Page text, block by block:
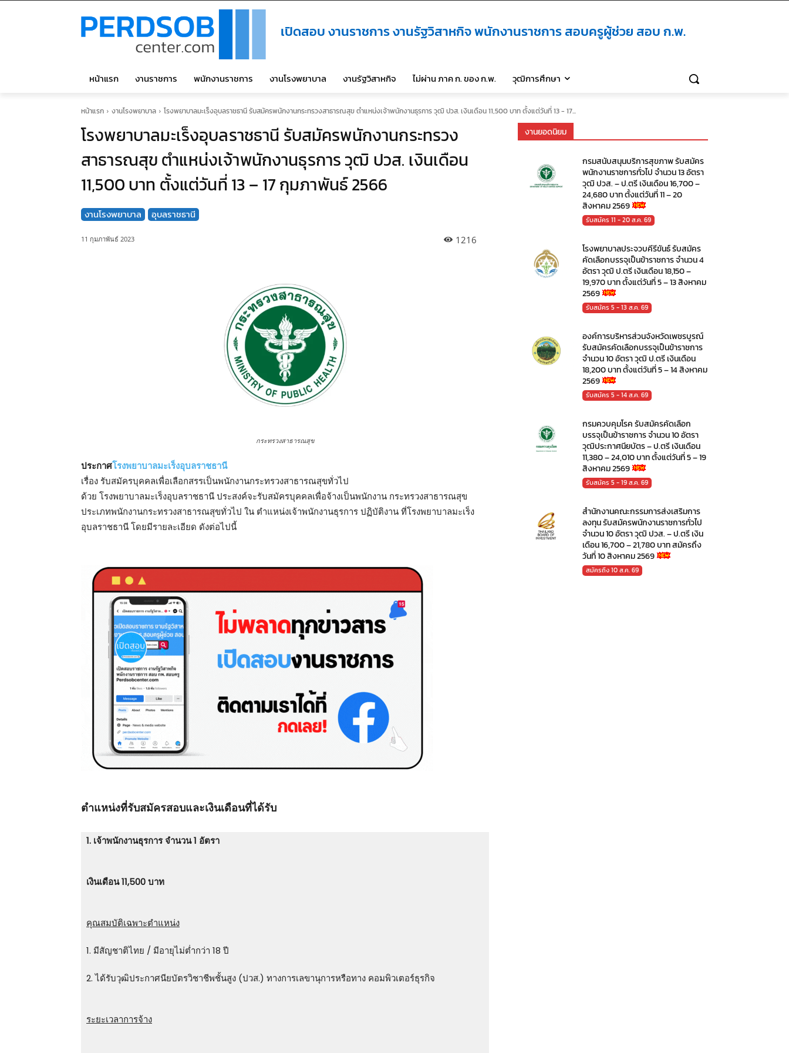
เปิดสอบ งานราชการ งานรัฐวิสาหกิจ พนักงานราชการ สอบครูผู้ช่วย สอบ ก.พ.
หน้าแรก งานราชการ พนักงานราชการ งานโรงพยาบาล งานรัฐวิสาหกิจ ไม่ผ่าน ภาค ก. ของ ก.พ. วุฒิการศึกษา
หน้าแรก งานโรงพยาบาล โรงพยาบาลมะเร็งอุบลราชธานี รับสมัครพนักงานกระทรวงสาธารณสุข ตำแหน่งเจ้าพนักงานธุรการ วุฒิ ปวส. เงินเดือน 11,500 บาท ตั้งแต่วันที่ 13 - 17...
โรงพยาบาลมะเร็งอุบลราชธานี รับสมัครพนักงานกระทรวง
สาธารณสุข ตำแหน่งเจ้าพนักงานธุรการ วุฒิ ปวส. เงินเดือน
11,500 บาท ตั้งแต่วันที่ 13 – 17 กุมภาพันธ์ 2566
งานโรงพยาบาล อุบลราชธานี
11 กุมภาพันธ์ 2023 1216
กระทรวงสาธารณสุข
ประกาศโรงพยาบาลมะเร็งอุบลราชธานี
เรื่อง รับสมัครบุคคลเพื่อเลือกสรรเป็นพนักงานกระทรวงสาธารณสุขทั่วไป
ด้วย โรงพยาบาลมะเร็งอุบลราชธานี ประสงค์จะรับสมัครบุคคลเพื่อจ้างเป็นพนักงาน กระทรวงสาธารณสุข
ประเภทพนักงานกระทรวงสาธารณสุขทั่วไป ใน ตําแหน่งเจ้าพนักงานธุรการ ปฏิบัติงาน ที่โรงพยาบาลมะเร็ง
อุบลราชธานี โดยมีรายละเอียด ดังต่อไปนี้
ตําแหน่งที่รับสมัครสอบและเงินเดือนที่ได้รับ
1. เจ้าพนักงานธุรการ จำนวน 1 อัตรา
เงินเดือน 11,500 บาท
คุณสมบัติเฉพาะตำแหน่ง
1. มีสัญชาติไทย / มีอายุไม่ต่ำกว่า 18 ปี
2. ได้รับวุฒิประกาศนียบัตรวิชาชีพชั้นสูง (ปวส.) ทางการเลขานุการหรือทาง คอมพิวเตอร์ธุรกิจ
ระยะเวลาการจ้าง
งานยอดนิยม
กรมสนับสนุนบริการสุขภาพ รับสมัคร
พนักงานราชการทั่วไป จำนวน 13 อัตรา
วุฒิ ปวส. – ป.ตรี เงินเดือน 16,700 –
24,680 บาท ตั้งแต่วันที่ 11 – 20
สิงหาคม 2569
รับสมัคร 11 - 20 ส.ค. 69
โรงพยาบาลประจวบคีรีขันธ์ รับสมัคร
คัดเลือกบรรจุเป็นข้าราชการ จำนวน 4
อัตรา วุฒิ ป.ตรี เงินเดือน 18,150 –
19,970 บาท ตั้งแต่วันที่ 5 – 13 สิงหาคม
2569
รับสมัคร 5 - 13 ส.ค. 69
องค์การบริหารส่วนจังหวัดเพชรบูรณ์
รับสมัครคัดเลือกบรรจุเป็นข้าราชการ
จำนวน 10 อัตรา วุฒิ ป.ตรี เงินเดือน
18,200 บาท ตั้งแต่วันที่ 5 – 14 สิงหาคม
2569
รับสมัคร 5 - 14 ส.ค. 69
กรมควบคุมโรค รับสมัครคัดเลือก
บรรจุเป็นข้าราชการ จำนวน 10 อัตรา
วุฒิประกาศนียบัตร – ป.ตรี เงินเดือน
11,380 – 24,010 บาท ตั้งแต่วันที่ 5 – 19
สิงหาคม 2569
รับสมัคร 5 - 19 ส.ค. 69
สำนักงานคณะกรรมการส่งเสริมการ
ลงทุน รับสมัครพนักงานราชการทั่วไป
จำนวน 10 อัตรา วุฒิ ปวส. – ป.ตรี เงิน
เดือน 16,700 – 21,780 บาท สมัครถึง
วันที่ 10 สิงหาคม 2569
สมัครถึง 10 ส.ค. 69